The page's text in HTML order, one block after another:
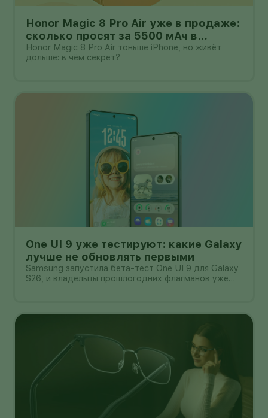
Honor Magic 8 Pro Air уже в продаже:
сколько просят за 5500 мАч в
корпусе толщиной всего 6,1 мм?
Honor Magic 8 Pro Air тоньше iPhone, но живёт
дольше: в чём секрет?
One UI 9 уже тестируют: какие Galaxy
лучше не обновлять первыми
Samsung запустила бета-тест One UI 9 для Galaxy
S26, и владельцы прошлогодних флагманов уже